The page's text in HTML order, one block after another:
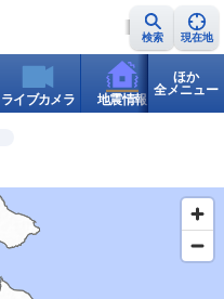
検索 現在地
ライブカメラ 地震情報 世界天
ほか
全メニュー